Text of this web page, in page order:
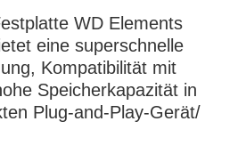
WD Elements
eine superschnelle
Kompatibilität mit
Speicherkapazität in
Plug-and-Play-Gerät/